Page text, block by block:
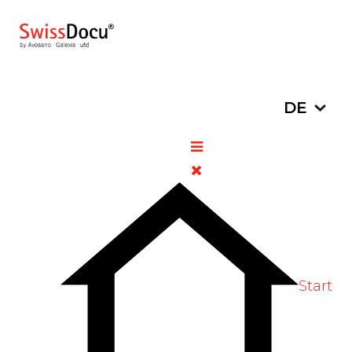
DE
Start
Xeljanz® (Tofacitinib)
Bitte bewerten